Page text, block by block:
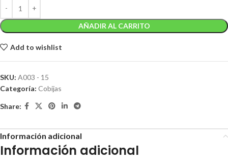
AÑADIR AL CARRITO
Add to wishlist
SKU: A003 - 15
Categoría: Cobijas
Share:
Información adicional
Información adicional